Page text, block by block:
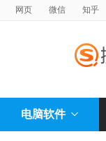
网页 微信 知乎
电脑软件